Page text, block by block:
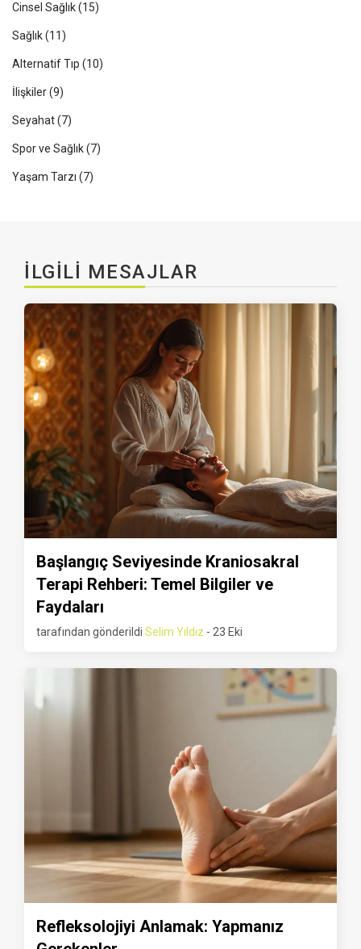
Cinsel Sağlık(15)
Sağlık(11)
Alternatif Tıp (10)
İlişkiler(9)
Seyahat(7)
Spor ve Sağlık(7)
Yaşam Tarzı (7)
İLGILI MESAJLAR
Başlangıç Seviyesinde Kraniosakral
Terapi Rehberi: Temel Bilgiler ve
Faydaları
tarafından gönderildi Selim Yıldız - 23 Eki
Refleksolojiyi Anlamak: Yapmanız